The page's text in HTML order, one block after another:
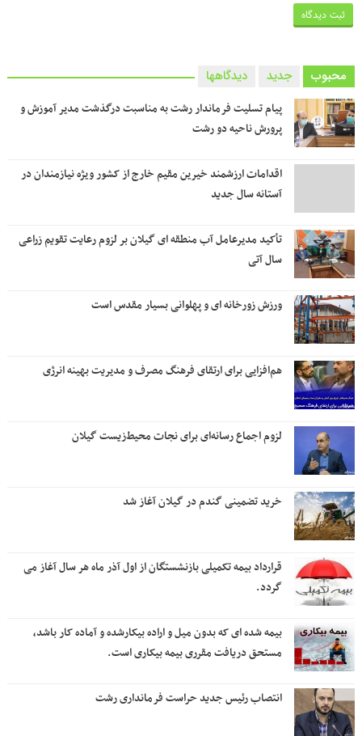
محبوب جدید دیدگاهها
پیام تسلیت فرماندار رشت به مناسبت درگذشت مدیر آموزش و
پرورش ناحیه دو رشت
اقدامات ارزشمند خیرین مقیم خارج از کشور ویژه نیازمندان در
آستانه سال جدید
تأکید مدیرعامل آب منطقه ای گیلان بر لزوم رعایت تقویم زراعی‌
سال آتی
ورزش زورخانه ای و پهلوانی بسیار مقدس است
هم‌افزایی برای ارتقای فرهنگ مصرف و مدیریت بهینه انرژی
لزوم اجماع رسانه‌ای برای نجات محیط‌زیست گیلان
خرید تضمینی گندم در گیلان آغاز شد
قرارداد بیمه تکمیلی بازنشستگان از اول آذر ماه هر سال آغاز می
گردد.
بیمه شده ای که بدون میل و اراده بیکارشده و آماده کار باشد،
مستحق دریافت مقرری بیمه بیکاری است.
انتصاب رئیس جدید حراست فرمانداری رشت